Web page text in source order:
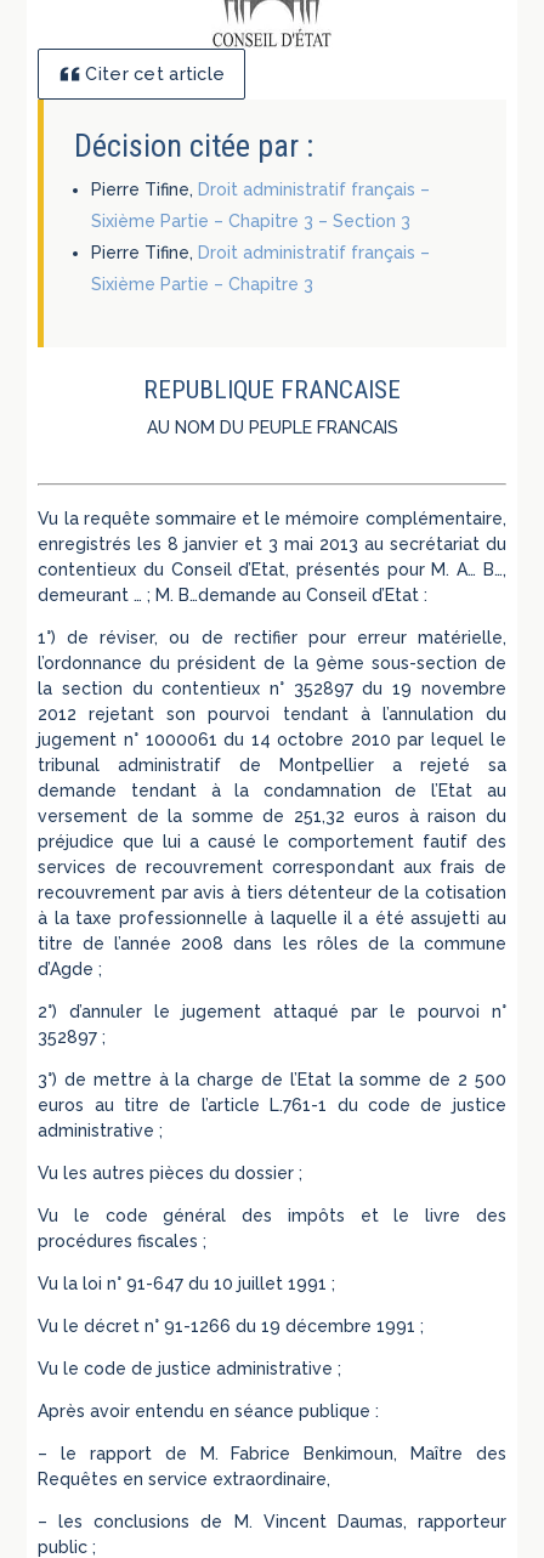
Citer cet article
Décision citée par :
Pierre Tifine, Droit administratif français –
Sixième Partie – Chapitre 3 – Section 3
Pierre Tifine, Droit administratif français –
Sixième Partie – Chapitre 3
REPUBLIQUE FRANCAISE
AU NOM DU PEUPLE FRANCAIS
Vu la requête sommaire et le mémoire complémentaire,
enregistrés les 8 janvier et 3 mai 2013 au secrétariat du
contentieux du Conseil d’Etat, présentés pour M. A… B…,
demeurant … ; M. B…demande au Conseil d’Etat :
1°) de réviser, ou de rectifier pour erreur matérielle,
l’ordonnance du président de la 9ème sous-section de
la section du contentieux n° 352897 du 19 novembre
2012 rejetant son pourvoi tendant à l’annulation du
jugement n° 1000061 du 14 octobre 2010 par lequel le
tribunal administratif de Montpellier a rejeté sa
demande tendant à la condamnation de l’Etat au
versement de la somme de 251,32 euros à raison du
préjudice que lui a causé le comportement fautif des
services de recouvrement correspondant aux frais de
recouvrement par avis à tiers détenteur de la cotisation
à la taxe professionnelle à laquelle il a été assujetti au
titre de l’année 2008 dans les rôles de la commune
d’Agde ;
2°) d’annuler le jugement attaqué par le pourvoi n°
352897 ;
3°) de mettre à la charge de l’Etat la somme de 2 500
euros au titre de l’article L.761-1 du code de justice
administrative ;
Vu les autres pièces du dossier ;
Vu le code général des impôts et le livre des
procédures fiscales ;
Vu la loi n° 91-647 du 10 juillet 1991 ;
Vu le décret n° 91-1266 du 19 décembre 1991 ;
Vu le code de justice administrative ;
Après avoir entendu en séance publique :
– le rapport de M. Fabrice Benkimoun, Maître des
Requêtes en service extraordinaire,
– les conclusions de M. Vincent Daumas, rapporteur
public ;